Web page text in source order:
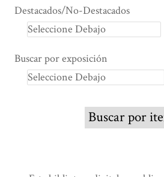
Destacados/No-Destacados
Buscar por exposición